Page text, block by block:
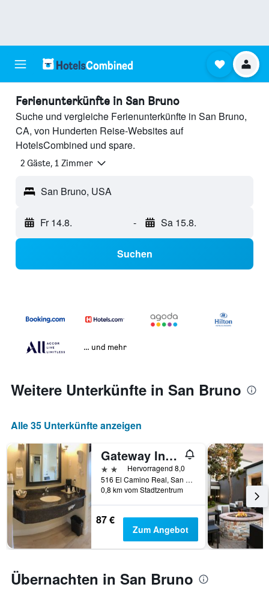
Ferienunterkünfte in San Bruno
Suche und vergleiche Ferienunterkünfte in San Bruno,
CA, von Hunderten Reise-Websites auf
HotelsCombined und spare.
2 Gäste, 1 Zimmer
San Bruno, USA
Fr 14.8. - Sa 15.8.
Suchen
… und mehr
Weitere Unterkünfte in San Bruno
Alle 35 Unterkünfte anzeigen
Gateway Inn And Suites San Francisco Sfo Airport
2 SterneHervorragend 8,0
516 El Camino Real, San Bruno, CA, USA
0,8 km vom Stadtzentrum
87 €
Zum Angebot
Übernachten in San Bruno